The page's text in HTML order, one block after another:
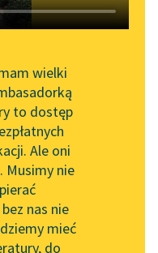
brak utworu
Wolnych Lektur
dla piszących i
wielki
to dostęp
Ale oni
Musimy nie
nas nie
mieć
do